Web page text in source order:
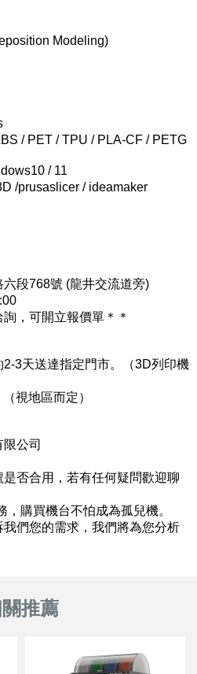
Modeling)
/ PET / TPU / PLA-CF / PETG
/ 11
/prusaslicer / ideamaker
段768號 (龍井交流道旁)
，可開立報價單＊＊
3天送達指定門市。（3D列印機
視地區而定）
公司
否合用，若有任何疑問歡迎聊
購買機台不怕成為孤兒機。
們您的需求，我們將為您分析